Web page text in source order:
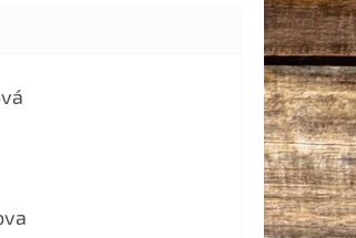
je 5 z 5 hviezdičiek.